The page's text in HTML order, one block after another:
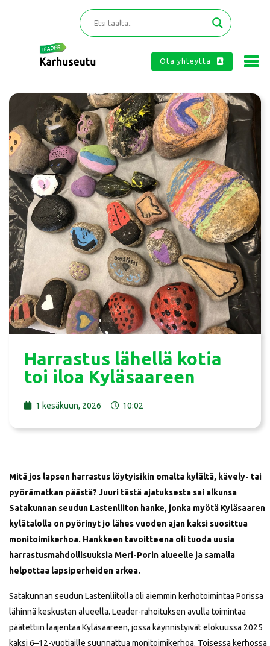
Ota yhteyttä
Harrastus lähellä kotia
toi iloa Kyläsaareen
1 kesäkuun, 2026 10:02
Mitä jos lapsen harrastus löytyisikin omalta kylältä, kävely- tai
pyörämatkan päästä? Juuri tästä ajatuksesta sai alkunsa
Satakunnan seudun Lastenliiton hanke, jonka myötä Kyläsaaren
kylätalolla on pyörinyt jo lähes vuoden ajan kaksi suosittua
monitoimikerhoa. Hankkeen tavoitteena oli tuoda uusia
harrastusmahdollisuuksia Meri-Porin alueelle ja samalla
helpottaa lapsiperheiden arkea.
Satakunnan seudun Lastenliitolla oli aiemmin kerhotoimintaa Porissa
lähinnä keskustan alueella. Leader-rahoituksen avulla toimintaa
päätettiin laajentaa Kyläsaareen, jossa käynnistyivät elokuussa 2025
kaksi 6–12-vuotiaille suunnattua monitoimikerhoa. Toisessa kerhossa